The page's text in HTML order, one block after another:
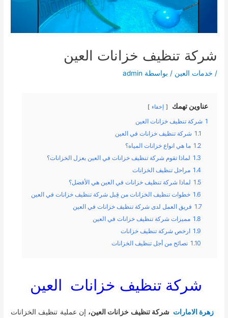
شركة تنظيف خزانات العين
/ خدمات العين / بواسطة admin
عناوين تهمك إخفاء
1 شركة تنظيف خزانات العين
1.1 شركة تنظيف خزانات في العين
1.2 ما هي انواع خزانات المياه؟
1.3 لماذا تقوم شركة تنظيف خزانات في العين بعزل الخزانات؟
1.4 مراحل تنظيف الخزانات
1.5 لماذا شركة تنظيف خزانات في العين هي الأفضل؟
1.6 خطوات تنظيف الخزانات من قِبل شركة تنظيف خزانات في العين
1.7 فريق العمل لدى شركة تنظيف خزانات في العين
1.8 مميزات شركة تنظيف خزانات في العين
1.9 ارخص شركة تنظيف خزانات
1.10 نصائح من أجل تنظيف الخزانات
شركة تنظيف خزانات العين
زهرة الامارات شركة تنظيف خزانات العين، إن عملية تنظيف الخزانات